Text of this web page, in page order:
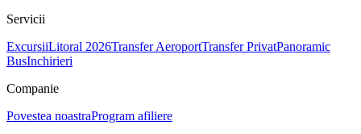
Servicii
ExcursiiLitoral 2026Transfer AeroportTransfer PrivatPanoramic
BusInchirieri
Companie
Povestea noastraProgram afiliere